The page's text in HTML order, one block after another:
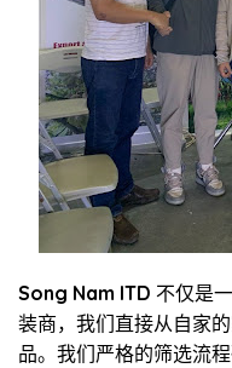
Song Nam ITD 不仅是
装商，我们直接从自家
品。我们严格的筛选流